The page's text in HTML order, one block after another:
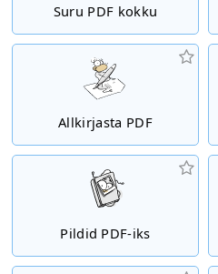
Suru PDF kokku
Allkirjasta PDF
Pildid PDF-iks